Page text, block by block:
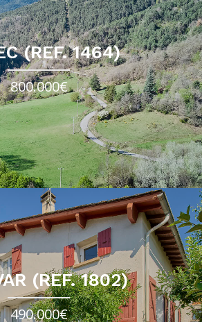
(REF. 1464)
800.000€
(REF. 1802)
490.000€